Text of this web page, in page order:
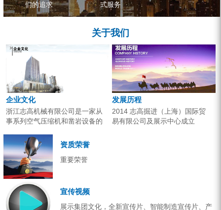
们的追求
式服务
关于我们
企业文化
浙江志高机械有限公司是一家从
事系列空气压缩机和凿岩设备的
的专业机构。产品广泛应用于工
业气源、各类矿山开采和工程项
目建设。企业以技术开发为核
心，...
发展历程
2014 志高掘进（上海）国际贸
易有限公司及展示中心成立
资质荣誉
重要荣誉
宣传视频
展示集团文化，全新宣传片、智能制造宣传片、产